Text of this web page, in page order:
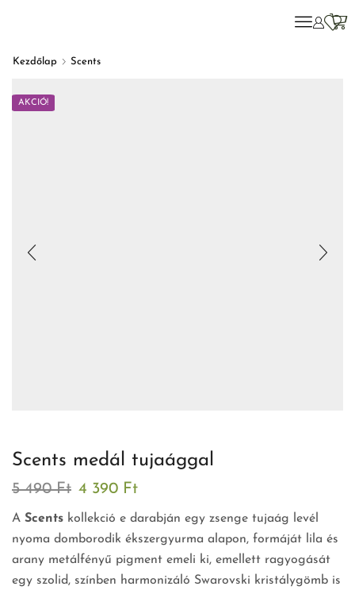
Kezdőlap Scents
AKCIÓ!
Scents medál tujaággal
5 490Ft 4 390 Ft
A Scents kollekció e darabján egy zsenge tujaág levél
nyoma domborodik ékszergyurma alapon, formáját lila és
arany metálfényű pigment emeli ki, emellett ragyogását
egy szolid, színben harmonizáló Swarovski kristálygömb is